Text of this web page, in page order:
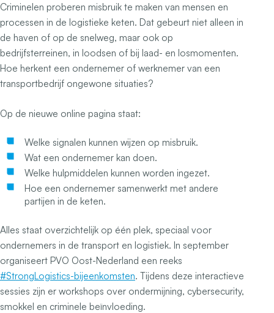
Criminelen proberen misbruik te maken van mensen en
processen in de logistieke keten. Dat gebeurt niet alleen in
de haven of op de snelweg, maar ook op
bedrijfsterreinen, in loodsen of bij laad- en losmomenten.
Hoe herkent een ondernemer of werknemer van een
transportbedrijf ongewone situaties?
Op de nieuwe online pagina staat:
Welke signalen kunnen wijzen op misbruik.
Wat een ondernemer kan doen.
Welke hulpmiddelen kunnen worden ingezet.
Hoe een ondernemer samenwerkt met andere
partijen in de keten.
Alles staat overzichtelijk op één plek, speciaal voor
ondernemers in de transport en logistiek. In september
organiseert PVO Oost-Nederland een reeks
#StrongLogistics-bijeenkomsten. Tijdens deze interactieve
sessies zijn er workshops over ondermijning, cybersecurity,
smokkel en criminele beïnvloeding.